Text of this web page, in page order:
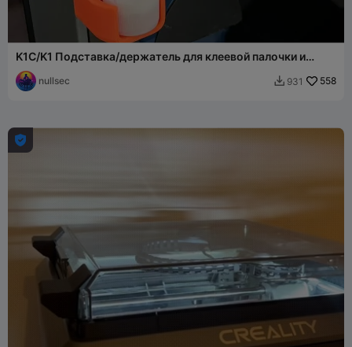
K1C/K1 Подставка/держатель для клеевой палочки и
скребка
nullsec  931 558
